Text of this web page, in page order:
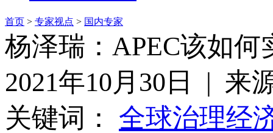
首页 > 专家视点 > 国内专家
杨泽瑞：APEC该如何
2021年10月30日 | 来
关键词： 全球治理经